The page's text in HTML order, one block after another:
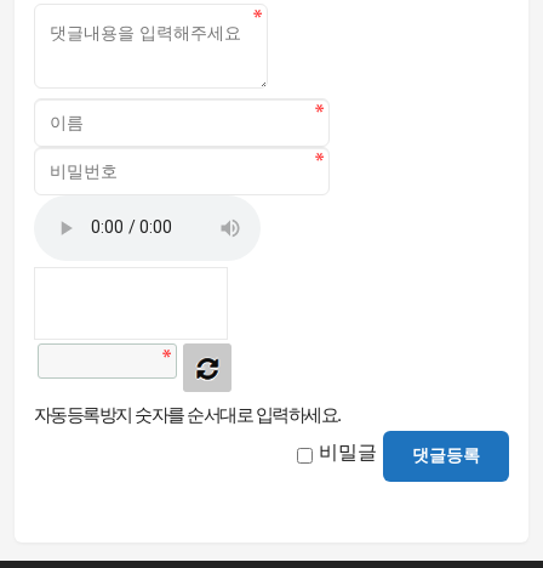
자동등록방지 숫자를 순서대로 입력하세요.
비밀글 댓글등록